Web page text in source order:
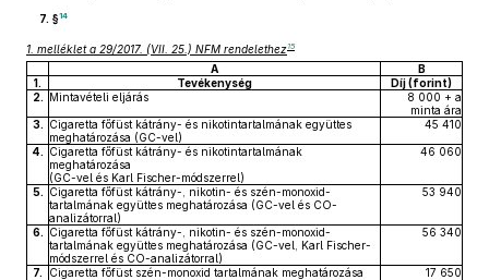
7. §14
1. melléklet a 29/2017. (VII. 25.) NFM rendelethez15
A
B
1.
Tevékenység
Díj (forint)
2. Mintavételi eljárás
8 000 + a
minta ára
3. Cigaretta főfüst kátrány- és nikotintartalmának együttes
meghatározása (GC-vel)
45 410
4. Cigaretta főfüst kátrány- és nikotintartalmának
meghatározása
(GC-vel és Karl Fischer-módszerrel)
46 060
5. Cigaretta főfüst kátrány-, nikotin- és szén-monoxid-
tartalmának együttes meghatározása (GC-vel és CO-
analizátorral)
53 940
6. Cigaretta főfüst kátrány-, nikotin- és szén-monoxid-
tartalmának együttes meghatározása (GC-vel, Karl Fischer-
módszerrel és CO-analizátorral)
56 340
7. Cigaretta főfüst szén-monoxid tartalmának meghatározása
17 650